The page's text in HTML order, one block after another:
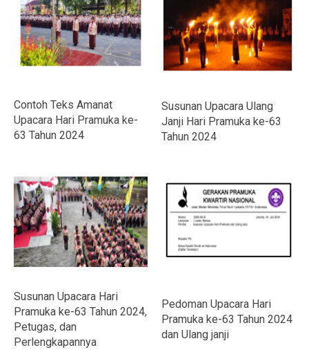
Contoh Teks Amanat
Upacara Hari Pramuka ke-
63 Tahun 2024
Susunan Upacara Ulang
Janji Hari Pramuka ke-63
Tahun 2024
Susunan Upacara Hari
Pramuka ke-63 Tahun 2024,
Petugas, dan
Perlengkapannya
Pedoman Upacara Hari
Pramuka ke-63 Tahun 2024
dan Ulang janji